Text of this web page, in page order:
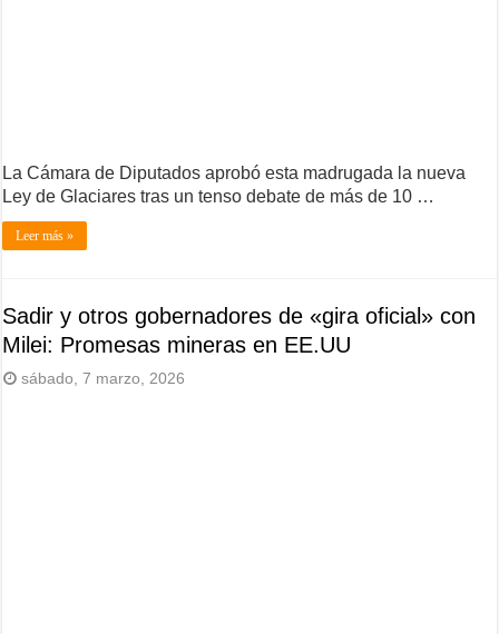
La Cámara de Diputados aprobó esta madrugada la nueva
Ley de Glaciares tras un tenso debate de más de 10 …
Leer más »
Sadir y otros gobernadores de «gira oficial» con
Milei: Promesas mineras en EE.UU
sábado, 7 marzo, 2026